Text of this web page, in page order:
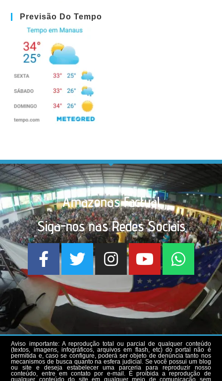
Previsão Do Tempo
Amazonas Factual
Siga-nos nas Redes Sociais
Aviso importante: A reprodução total ou parcial de qualquer conteúdo
(textos, imagens, infográficos, arquivos em flash, etc) do portal não é
permitida e, caso se configure, poderá ser objeto de denúncia tanto nos
mecanismos de busca quanto na esfera judicial. Se você possui um blog
ou site e deseja estabelecer uma parceria para reproduzir nosso
conteúdo, entre em contato por e-mail. É proibida a reprodução de
qualquer conteúdo do site em qualquer meio de comunicação sem